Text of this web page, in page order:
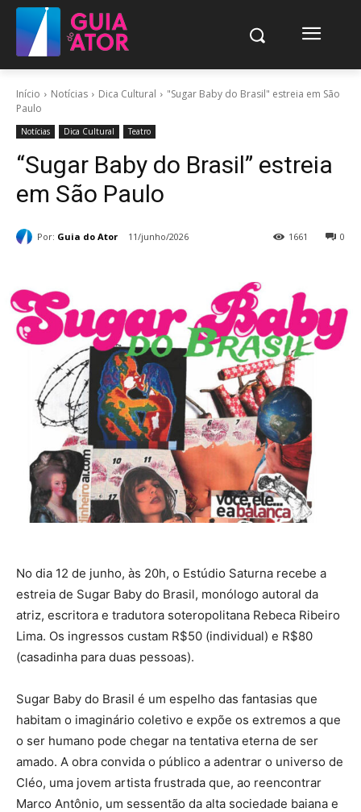
Início Notícias Dica Cultural
"Sugar Baby do Brasil" estreia em São
Paulo
Notícias Dica Cultural Teatro
“Sugar Baby do Brasil” estreia
em São Paulo
Por: Guia do Ator 11/junho/2026 0
1661
No dia 12 de junho, às 20h, o Estúdio Saturna recebe a
estreia de Sugar Baby do Brasil, monólogo autoral da
atriz, escritora e tradutora soteropolitana Rebeca Ribeiro
Lima. Os ingressos custam R$50 (individual) e R$80
(casadinha para duas pessoas).
Sugar Baby do Brasil é um espelho das fantasias que
habitam o imaginário coletivo e expõe os extremos a que
o ser humano pode chegar na tentativa eterna de ser
amado. A obra convida o público a adentrar o universo de
Cléo, uma jovem artista frustrada que, ao reencontrar
Marco Antônio, um sessentão da alta sociedade baiana e